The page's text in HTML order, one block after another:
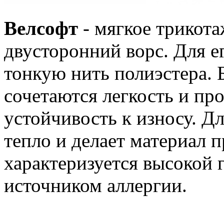
Велсофт - мягкое
двусторонний ворс. Для
тонкую нить полиэстера.
сочетаются легкость и
устойчивость к износу.
тепло и делает
характеризуется
источником аллергии.